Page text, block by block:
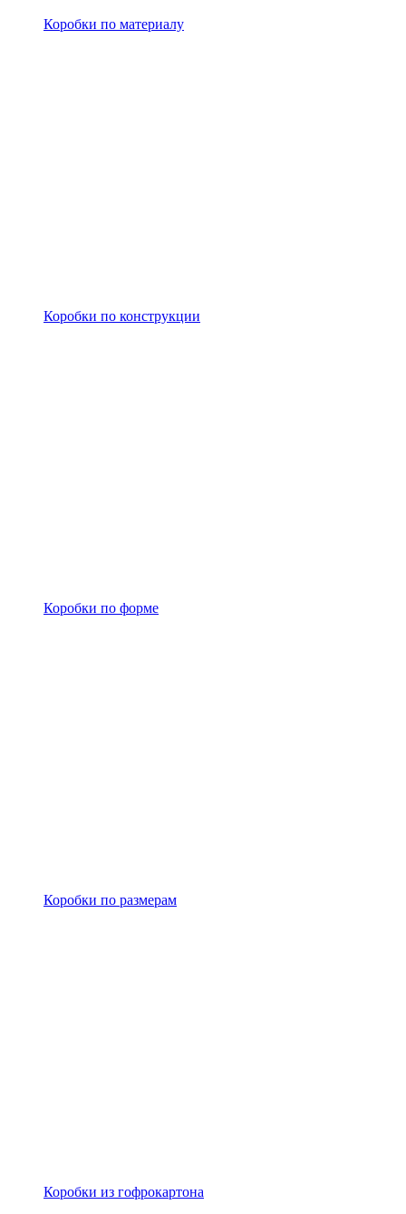
Коробки по материалу
Коробки по конструкции
Коробки по форме
Коробки по размерам
Коробки из гофрокартона